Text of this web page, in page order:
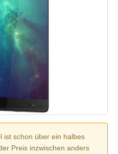
ist schon über ein halbes
Preis inzwischen anders